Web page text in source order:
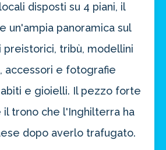
disposti su 4 piani, il
un'ampia panoramica sul
preistorici, tribù, modellini
accessori e fotografie
e gioielli. Il pezzo forte
il trono che l'Inghilterra ha
dopo averlo trafugato.